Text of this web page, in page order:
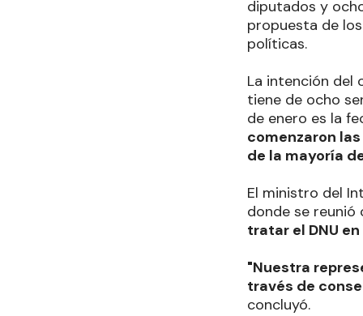
diputados y
propuesta de
políticas.
La intención del
tiene de ocho
de enero es la
comenzaron
de la mayoría
El ministro del
donde se reunió
tratar el DNU
"Nuestra
través de
concluyó.